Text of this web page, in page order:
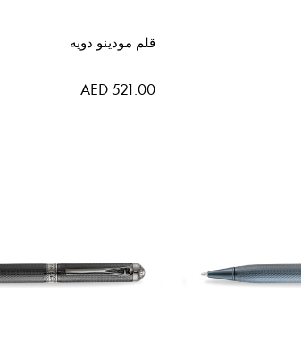
قلم مودينو دويه
AED 521.00